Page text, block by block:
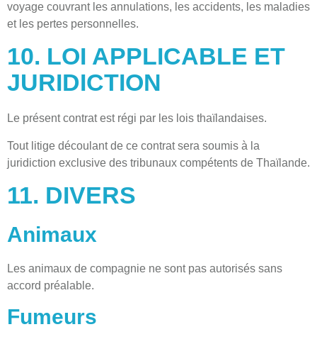
voyage couvrant les annulations, les accidents, les maladies
et les pertes personnelles.
10. LOI APPLICABLE ET
JURIDICTION
Le présent contrat est régi par les lois thaïlandaises.
Tout litige découlant de ce contrat sera soumis à la
juridiction exclusive des tribunaux compétents de Thaïlande.
11. DIVERS
Animaux
Les animaux de compagnie ne sont pas autorisés sans
accord préalable.
Fumeurs